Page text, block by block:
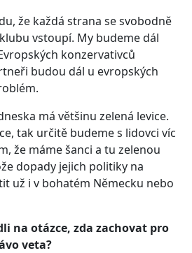
že každá strana se svobodně
vstoupí. My budeme dál
konzervativců
budou dál u evropských
má většinu zelená levice.
tak určitě budeme s lidovci víc
že máme šanci a tu zelenou
dopady jejich politiky na
už i v bohatém Německu nebo
na otázce, zda zachovat pro
veta?